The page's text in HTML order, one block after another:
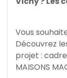
Vous
Découvrez
projet :
MAISONS